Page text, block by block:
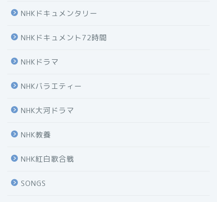
NHKドキュメンタリー
NHKドキュメント72時間
NHKドラマ
NHKバラエティー
NHK大河ドラマ
NHK教養
NHK紅白歌合戦
SONGS